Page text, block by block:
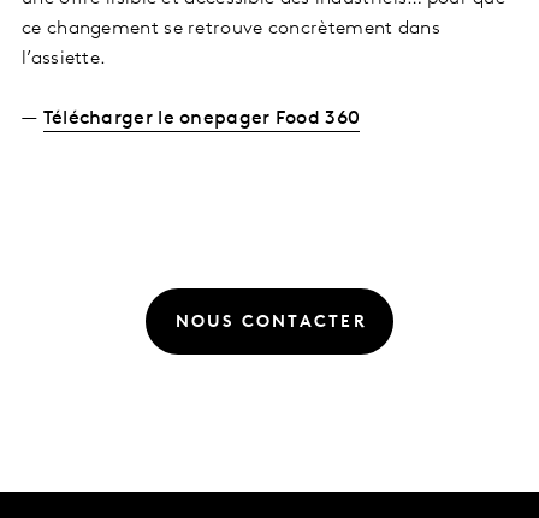
ce changement se retrouve concrètement dans
l’assiette.
— Télécharger le onepager Food 360
NOUS CONTACTER